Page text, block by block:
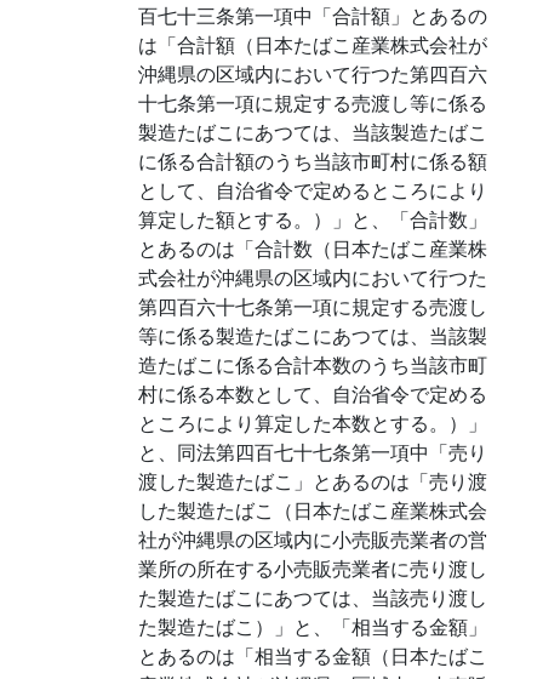
百七十三条第一項中「合計額」とあるの
は「合計額（日本たばこ産業株式会社が
沖縄県の区域内において行つた第四百六
十七条第一項に規定する売渡し等に係る
製造たばこにあつては、当該製造たばこ
に係る合計額のうち当該市町村に係る額
として、自治省令で定めるところにより
算定した額とする。）」と、「合計数」
とあるのは「合計数（日本たばこ産業株
式会社が沖縄県の区域内において行つた
第四百六十七条第一項に規定する売渡し
等に係る製造たばこにあつては、当該製
造たばこに係る合計本数のうち当該市町
村に係る本数として、自治省令で定める
ところにより算定した本数とする。）」
と、同法第四百七十七条第一項中「売り
渡した製造たばこ」とあるのは「売り渡
した製造たばこ（日本たばこ産業株式会
社が沖縄県の区域内に小売販売業者の営
業所の所在する小売販売業者に売り渡し
た製造たばこにあつては、当該売り渡し
た製造たばこ）」と、「相当する金額」
とあるのは「相当する金額（日本たばこ